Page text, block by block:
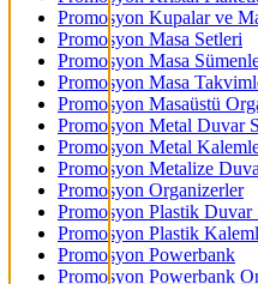
Promosyon Kupalar ve
Promosyon Masa Setleri
Promosyon Masa
Promosyon Masa
Promosyon Masaüstü
Promosyon Metal Duvar
Promosyon Metal
Promosyon Metalize
Promosyon Organizerler
Promosyon Plastik Duvar
Promosyon Plastik
Promosyon Powerbank
Promosyon Powerbank